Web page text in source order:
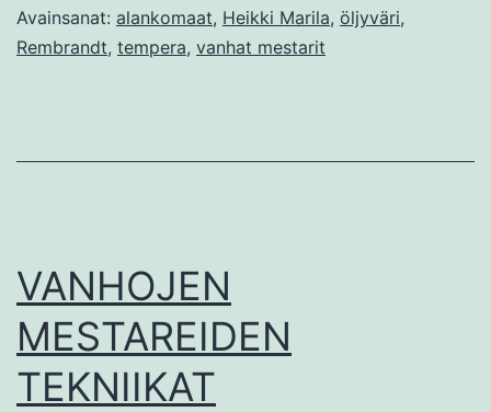
Marilan
ja
Avainsanat: alankomaat, Heikki Marila, öljyväri,
Rembrandt, tempera, vanhat mestarit
VANHOJEN
MESTAREIDEN
TEKNIIKAT